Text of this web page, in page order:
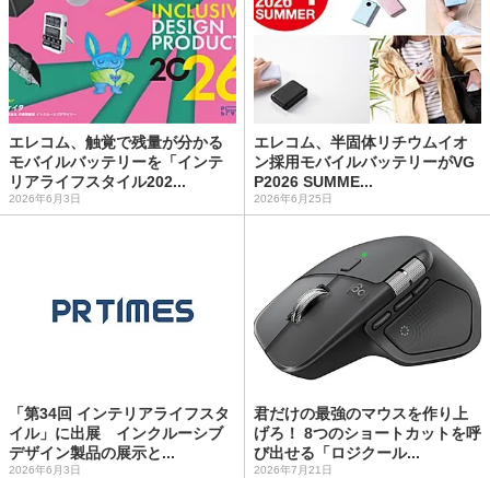
エレコム、触覚で残量が分かる
モバイルバッテリーを「インテ
リアライフスタイル202...
2026年6月3日
エレコム、半固体リチウムイオ
ン採用モバイルバッテリーがVG
P2026 SUMME...
2026年6月25日
「第34回 インテリアライフスタ
イル」に出展 インクルーシブ
デザイン製品の展示と...
2026年6月3日
君だけの最強のマウスを作り上
げろ！ 8つのショートカットを呼
び出せる「ロジクール...
2026年7月21日